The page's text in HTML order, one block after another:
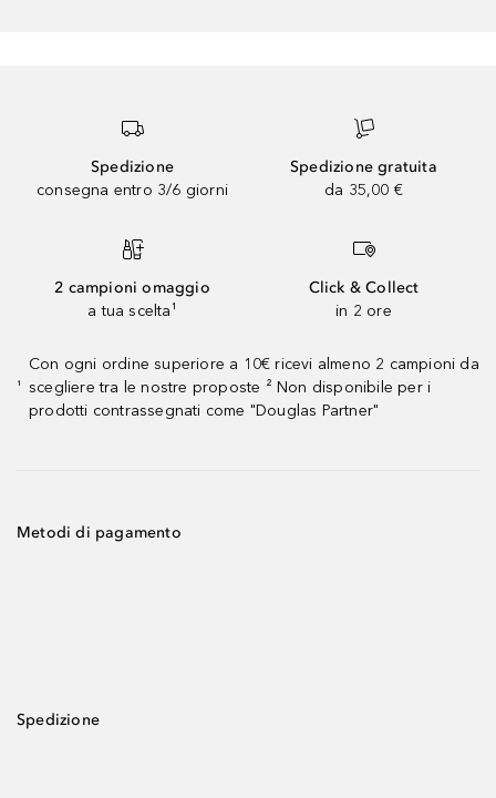
Spedizione
consegna entro 3/6 giorni
Spedizione gratuita
da 35,00 €
2 campioni omaggio
a tua scelta¹
Click & Collect
in 2 ore
¹
Con ogni ordine superiore a 10€ ricevi almeno 2 campioni da
scegliere tra le nostre proposte ² Non disponibile per i
prodotti contrassegnati come "Douglas Partner"
Metodi di pagamento
Spedizione